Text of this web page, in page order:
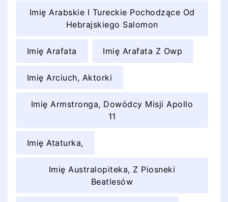
Imię Arabskie I Tureckie Pochodzące Od
Hebrajskiego Salomon
Imię Arafata Imię Arafata Z Owp
Imię Arciuch, Aktorki
Imię Armstronga, Dowódcy Misji Apollo
11
Imię Ataturka,
Imię Australopiteka, Z Piosneki
Beatlesów